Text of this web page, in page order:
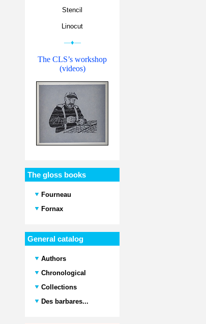
Stencil
Linocut
—♦—
The CLS’s workshop
(videos)
The gloss books
Fourneau
Fornax
General catalog
Authors
Chronological
Collections
Des barbares...